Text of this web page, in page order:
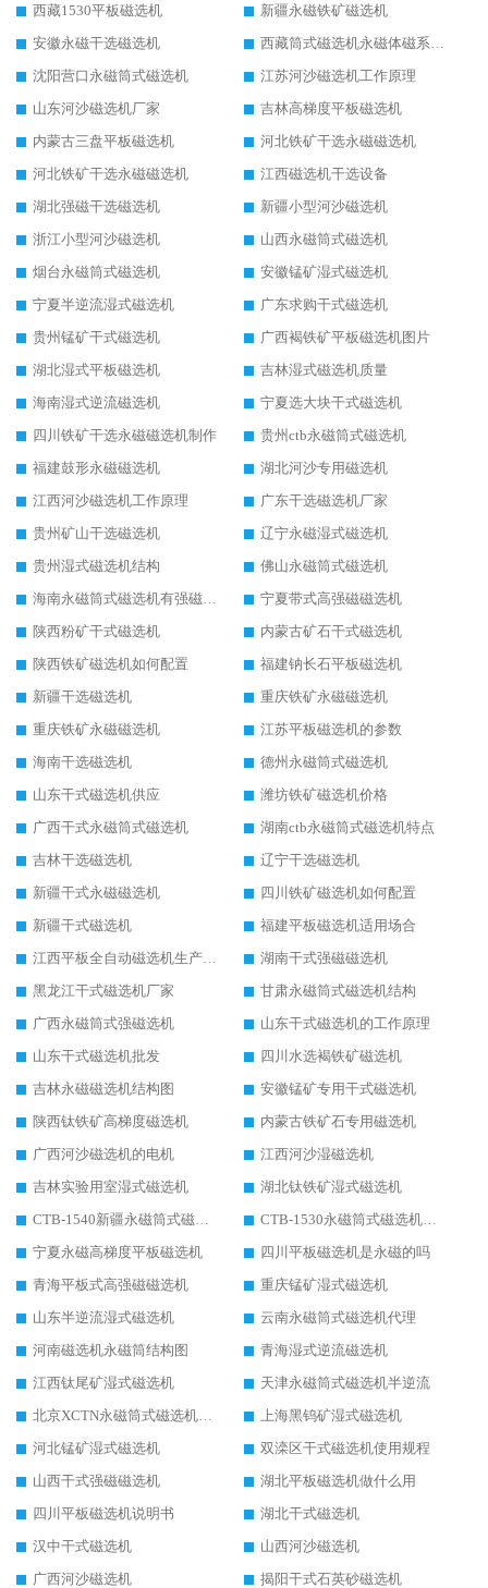
西藏1530平板磁选机
新疆永磁铁矿磁选机
安徽永磁干选磁选机
沈阳营口永磁筒式磁选机
江苏河沙磁选机工作原理
山东河沙磁选机厂家
吉林高梯度平板磁选机
内蒙古三盘平板磁选机
河北铁矿干选永磁磁选机
河北铁矿干选永磁磁选机
江西磁选机干选设备
湖北强磁干选磁选机
新疆小型河沙磁选机
浙江小型河沙磁选机
山西永磁筒式磁选机
烟台永磁筒式磁选机
安徽锰矿湿式磁选机
宁夏半逆流湿式磁选机
广东求购干式磁选机
贵州锰矿干式磁选机
广西褐铁矿平板磁选机图片
湖北湿式平板磁选机
吉林湿式磁选机质量
海南湿式逆流磁选机
宁夏选大块干式磁选机
四川铁矿干选永磁磁选机制作
贵州ctb永磁筒式磁选机
福建鼓形永磁磁选机
湖北河沙专用磁选机
江西河沙磁选机工作原理
广东干选磁选机厂家
贵州矿山干选磁选机
辽宁永磁湿式磁选机
贵州湿式磁选机结构
佛山永磁筒式磁选机
宁夏带式高强磁磁选机
陕西粉矿干式磁选机
内蒙古矿石干式磁选机
陕西铁矿磁选机如何配置
福建钠长石平板磁选机
新疆干选磁选机
重庆铁矿永磁磁选机
重庆铁矿永磁磁选机
江苏平板磁选机的参数
海南干选磁选机
德州永磁筒式磁选机
山东干式磁选机供应
潍坊铁矿磁选机价格
广西干式永磁筒式磁选机
湖南ctb永磁筒式磁选机特点
吉林干选磁选机
辽宁干选磁选机
新疆干式永磁磁选机
四川铁矿磁选机如何配置
新疆干式磁选机
福建平板磁选机适用场合
湖南干式强磁磁选机
黑龙江干式磁选机厂家
甘肃永磁筒式磁选机结构
广西永磁筒式强磁选机
山东干式磁选机的工作原理
山东干式磁选机批发
四川水选褐铁矿磁选机
吉林永磁磁选机结构图
安徽锰矿专用干式磁选机
陕西钛铁矿高梯度磁选机
内蒙古铁矿石专用磁选机
广西河沙磁选机的电机
江西河沙湿磁选机
吉林实验用室湿式磁选机
湖北钛铁矿湿式磁选机
宁夏永磁高梯度平板磁选机
四川平板磁选机是永磁的吗
青海平板式高强磁磁选机
重庆锰矿湿式磁选机
山东半逆流湿式磁选机
云南永磁筒式磁选机代理
河南磁选机永磁筒结构图
青海湿式逆流磁选机
江西钛尾矿湿式磁选机
天津永磁筒式磁选机半逆流
上海黑钨矿湿式磁选机
河北锰矿湿式磁选机
双滦区干式磁选机使用规程
山西干式强磁磁选机
湖北平板磁选机做什么用
四川平板磁选机说明书
湖北干式磁选机
汉中干式磁选机
山西河沙磁选机
广西河沙磁选机
揭阳干式石英砂磁选机